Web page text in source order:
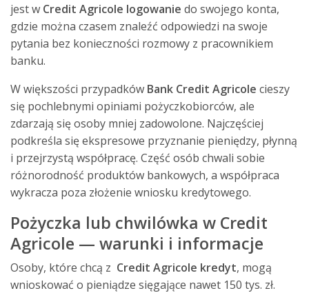
jest w Credit Agricole logowanie do swojego konta,
gdzie można czasem znaleźć odpowiedzi na swoje
pytania bez konieczności rozmowy z pracownikiem
banku.
W większości przypadków Bank Credit Agricole cieszy
się pochlebnymi opiniami pożyczkobiorców, ale
zdarzają się osoby mniej zadowolone. Najczęściej
podkreśla się ekspresowe przyznanie pieniędzy, płynną
i przejrzystą współpracę. Część osób chwali sobie
różnorodność produktów bankowych, a współpraca
wykracza poza złożenie wniosku kredytowego.
Pożyczka lub chwilówka w Credit
Agricole — warunki i informacje
Osoby, które chcą z Credit Agricole kredyt, mogą
wnioskować o pieniądze sięgające nawet 150 tys. zł.